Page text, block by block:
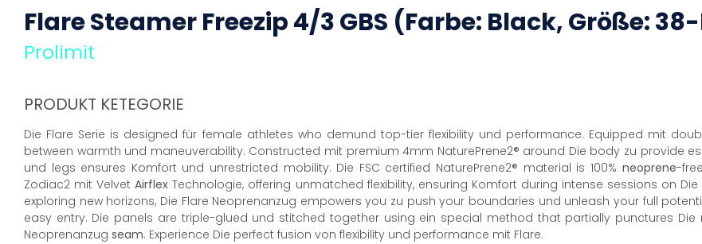
Flare SteamerFreezip4/3GBS (Farbe: Black, Größe:
Prolimit
PRODUKT KETEGORIE
Die Flare Serie is designed für female athletes who demund top-tier flexibility und performance. Equipped mit
between warmth und maneuverability. Constructed mit premium 4mm NaturePrene2® around Die body zu provide
und legs ensures Komfort und unrestricted mobility. Die FSC certified NaturePrene2® material is 100% neoprene-
Zodiac2 mit VelvetAirflex Technologie, offering unmatched flexibility, ensuring Komfort during intense sessions on
exploring new horizons, Die Flare Neoprenanzug empowers you zu push your boundaries und unleash your full
easy entry. Die panels are triple-glued und stitched together using ein special method that partially punctures
Neoprenanzug seam. Experience Die perfect fusion von flexibility und performance mit Flare.